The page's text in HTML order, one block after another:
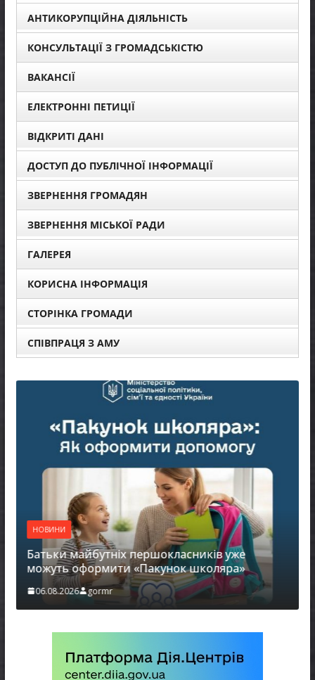
АНТИКОРУПЦІЙНА ДІЯЛЬНІСТЬ
КОНСУЛЬТАЦІЇ З ГРОМАДСЬКІСТЮ
ВАКАНСІЇ
ЕЛЕКТРОННІ ПЕТИЦІЇ
ВІДКРИТІ ДАНІ
ДОСТУП ДО ПУБЛІЧНОЇ ІНФОРМАЦІЇ
ЗВЕРНЕННЯ ГРОМАДЯН
ЗВЕРНЕННЯ МІСЬКОЇ РАДИ
ГАЛЕРЕЯ
КОРИСНА ІНФОРМАЦІЯ
СТОРІНКА ГРОМАДИ
СПІВПРАЦЯ З АМУ
НОВИНИ
Батьки майбутніх першокласників уже
можуть оформити «Пакунок школяра»
06.08.2026 gormr